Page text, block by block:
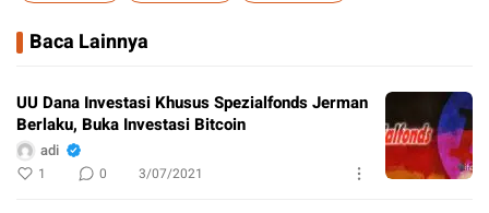
Baca Lainnya
UU Dana Investasi Khusus Spezialfonds Jerman
Berlaku, Buka Investasi Bitcoin
adi
1 0 3/07/2021